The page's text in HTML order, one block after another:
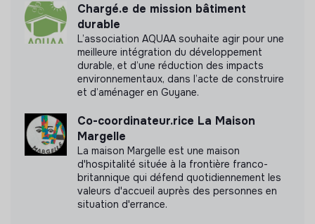
Mesure d'impact
Nous avons réalisé une mesure d’impact en
Découvrir l'étude d'impact
Labels et certifications
Appartient à la communauté Bleu
Chargé.e de mission bâtiment
durable
L’association AQUAA souhaite agir pour une
meilleure intégration du développement
durable, et d’une réduction des impacts
environnementaux, dans l’acte de construire
et d’aménager en Guyane.
Co-coordinateur.rice La Maison
Margelle
La maison Margelle est une maison
d'hospitalité située à la frontière franco-
britannique qui défend quotidiennement les
valeurs d'accueil auprès des personnes en
situation d'errance.